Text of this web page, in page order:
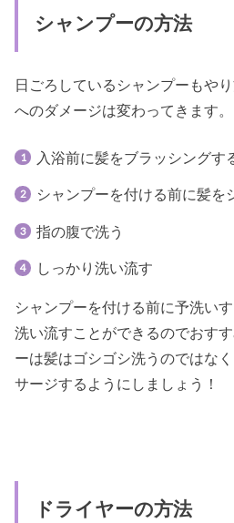
シャンプーの方法
日ごろしているシャンプーもや
へのダメージは変わってきます。
入浴前に髪をブラッシングす
シャンプーを付ける前に髪を
指の腹で洗う
しっかり洗い流す
シャンプーを付ける前に予洗い
洗い流すことができるのでおす
ーは髪はゴシゴシ洗うのではな
サージするようにしましょう！
ドライヤーの方法